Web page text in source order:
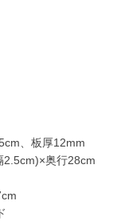
、板厚12mm
2.5cm)×奥行28cm